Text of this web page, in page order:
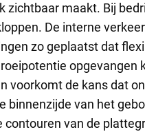
zichtbaar maakt. Bij
De interne
zo geplaatst dat
opgevangen
voorkomt de kans dat
binnenzijde van het
van de